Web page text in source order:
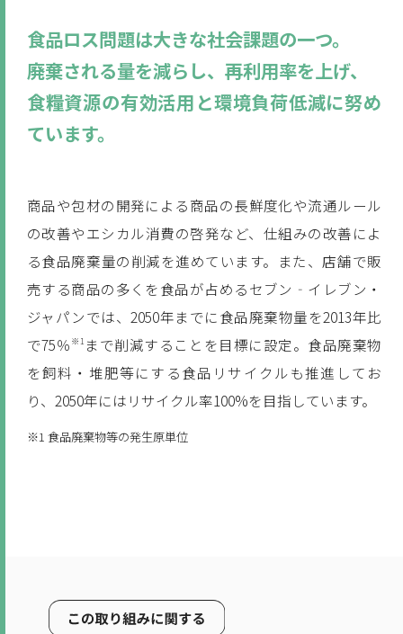
食品ロス問題は大きな社会課題の一つ。
廃棄される量を減らし、再利用率を上げ、
食糧資源の有効活用と環境負荷低減に努め
ています。
商品や包材の開発による商品の長鮮度化や流通ルール
の改善やエシカル消費の啓発など、仕組みの改善によ
る食品廃棄量の削減を進めています。また、店舗で販
売する商品の多くを食品が占めるセブン‐イレブン・
ジャパンでは、2050年までに食品廃棄物量を2013年比
で75％ ※1 まで削減することを目標に設定。食品廃棄物
を飼料・堆肥等にする食品リサイクルも推進してお
り、2050年にはリサイクル率100%を目指しています。
※1 食品廃棄物等の発生原単位